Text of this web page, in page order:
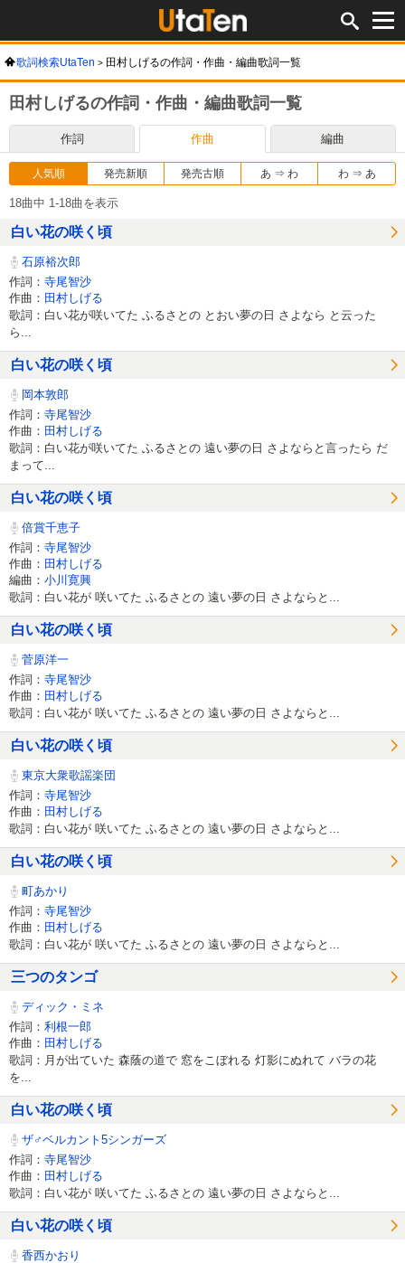
歌詞検索UtaTen 田村しげるの作詞・作曲・編曲歌詞一覧
田村しげるの作詞・作曲・編曲歌詞一覧
作詞 作曲 編曲
人気順 発売新順 発売古順 あ ⇒ わ わ ⇒ あ
18曲中 1-18曲を表示
白い花の咲く頃
石原裕次郎
作詞： 寺尾智沙
作曲： 田村しげる
歌詞：白い花が咲いてた ふるさとの とおい夢の日 さよなら と云った
ら...
白い花の咲く頃
岡本敦郎
作詞： 寺尾智沙
作曲： 田村しげる
歌詞：白い花が咲いてた ふるさとの 遠い夢の日 さよならと言ったら だ
まって...
白い花の咲く頃
倍賞千恵子
作詞： 寺尾智沙
作曲： 田村しげる
編曲： 小川寛興
歌詞：白い花が 咲いてた ふるさとの 遠い夢の日 さよならと...
白い花の咲く頃
菅原洋一
作詞： 寺尾智沙
作曲： 田村しげる
歌詞：白い花が 咲いてた ふるさとの 遠い夢の日 さよならと...
白い花の咲く頃
東京大衆歌謡楽団
作詞： 寺尾智沙
作曲： 田村しげる
歌詞：白い花が 咲いてた ふるさとの 遠い夢の日 さよならと...
白い花の咲く頃
町あかり
作詞： 寺尾智沙
作曲： 田村しげる
歌詞：白い花が 咲いてた ふるさとの 遠い夢の日 さよならと...
三つのタンゴ
ディック・ミネ
作詞： 利根一郎
作曲： 田村しげる
歌詞：月が出ていた 森蔭の道で 窓をこぼれる 灯影にぬれて バラの花
を...
白い花の咲く頃
ザ♂ベルカント5シンガーズ
作詞： 寺尾智沙
作曲： 田村しげる
歌詞：白い花が 咲いてた ふるさとの 遠い夢の日 さよならと...
白い花の咲く頃
香西かおり